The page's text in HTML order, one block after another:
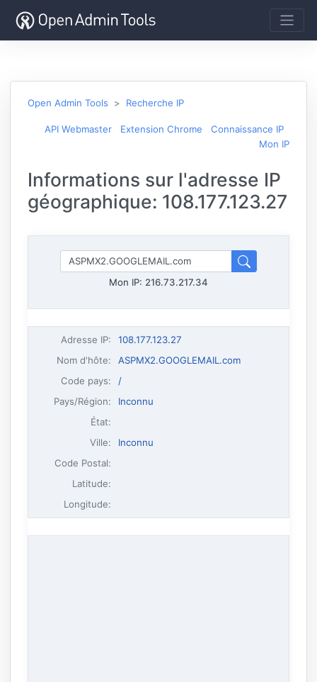
Open Admin Tools Recherche IP
API Webmaster Extension Chrome
Connaissance IP
Mon IP
Informations sur l'adresse IP
géographique: 108.177.123.27
Mon IP: 216.73.217.34
Adresse IP:
108.177.123.27
Nom d'hôte:
ASPMX2.GOOGLEMAIL.com
Code pays:
/
Pays/Région:
Inconnu
État:
Ville:
Inconnu
Code Postal:
Latitude:
Longitude: